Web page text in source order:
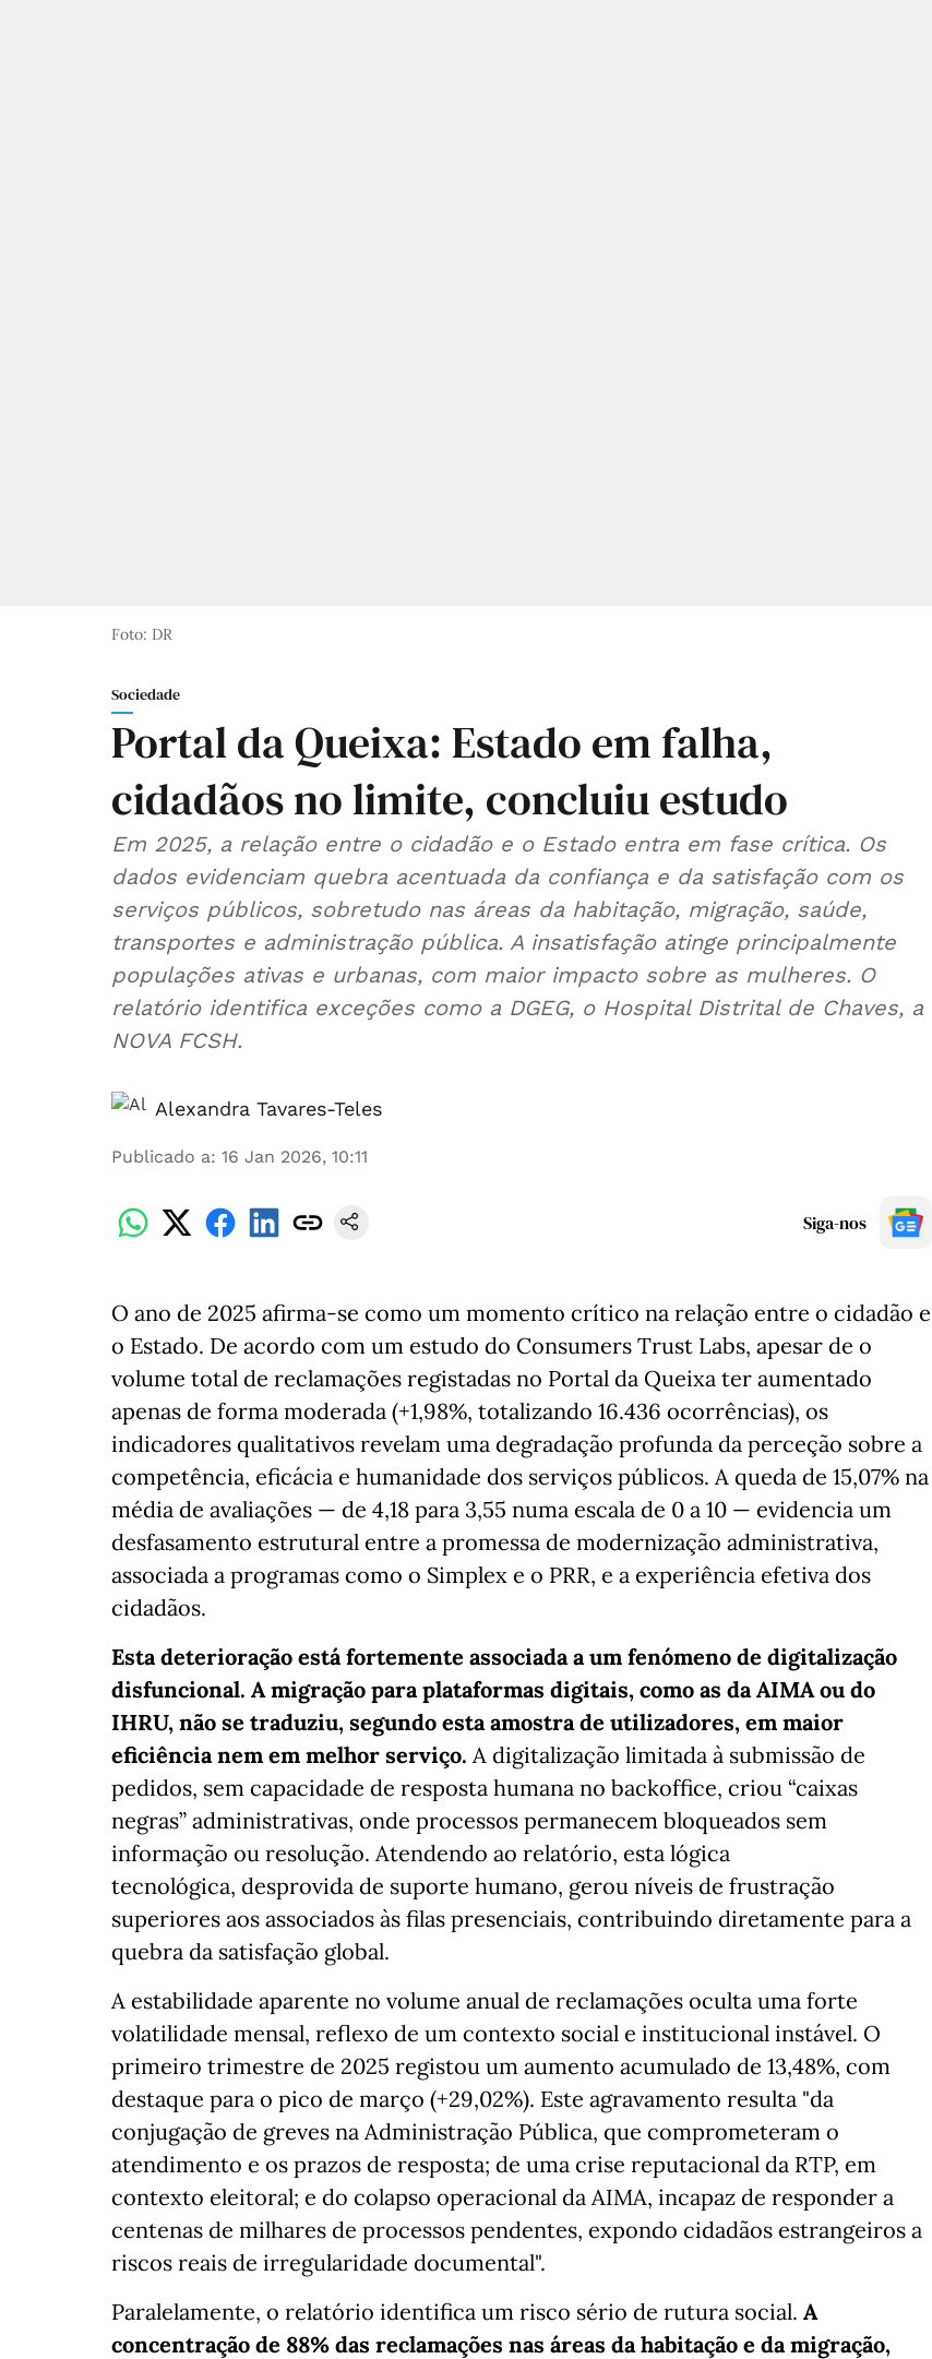
Foto: DR
Sociedade
Portal da Queixa: Estado em falha,
cidadãos no limite, concluiu estudo
Em 2025, a relação entre o cidadão e o Estado entra em fase crítica. Os
dados evidenciam quebra acentuada da confiança e da satisfação com os
serviços públicos, sobretudo nas áreas da habitação, migração, saúde,
transportes e administração pública. A insatisfação atinge principalmente
populações ativas e urbanas, com maior impacto sobre as mulheres. O
relatório identifica exceções como a DGEG, o Hospital Distrital de Chaves, a
NOVA FCSH.
Alexandra Tavares-Teles
Publicado a: 16 Jan 2026, 10:11
Siga-nos
O ano de 2025 afirma-se como um momento crítico na relação entre o cidadão e
o Estado. De acordo com um estudo do Consumers Trust Labs, apesar de o
volume total de reclamações registadas no Portal da Queixa ter aumentado
apenas de forma moderada (+1,98%, totalizando 16.436 ocorrências), os
indicadores qualitativos revelam uma degradação profunda da perceção sobre a
competência, eficácia e humanidade dos serviços públicos. A queda de 15,07% na
média de avaliações — de 4,18 para 3,55 numa escala de 0 a 10 — evidencia um
desfasamento estrutural entre a promessa de modernização administrativa,
associada a programas como o Simplex e o PRR, e a experiência efetiva dos
cidadãos.
Esta deterioração está fortemente associada a um fenómeno de digitalização
disfuncional. A migração para plataformas digitais, como as da AIMA ou do
IHRU, não se traduziu, segundo esta amostra de utilizadores, em maior
eficiência nem em melhor serviço. A digitalização limitada à submissão de
pedidos, sem capacidade de resposta humana no backoffice, criou “caixas
negras” administrativas, onde processos permanecem bloqueados sem
informação ou resolução. Atendendo ao relatório, esta lógica
tecnológica, desprovida de suporte humano, gerou níveis de frustração
superiores aos associados às filas presenciais, contribuindo diretamente para a
quebra da satisfação global.
A estabilidade aparente no volume anual de reclamações oculta uma forte
volatilidade mensal, reflexo de um contexto social e institucional instável. O
primeiro trimestre de 2025 registou um aumento acumulado de 13,48%, com
destaque para o pico de março (+29,02%). Este agravamento resulta "da
conjugação de greves na Administração Pública, que comprometeram o
atendimento e os prazos de resposta; de uma crise reputacional da RTP, em
contexto eleitoral; e do colapso operacional da AIMA, incapaz de responder a
centenas de milhares de processos pendentes, expondo cidadãos estrangeiros a
riscos reais de irregularidade documental".
Paralelamente, o relatório identifica um risco sério de rutura social. A
concentração de 88% das reclamações nas áreas da habitação e da migração,